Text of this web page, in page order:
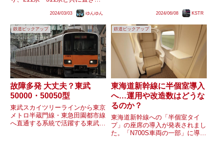
スより発表されています。しかし
313系の転用・玉突きによって置
き換えられる可能性が...
2024/03/03 ゆんゆん
年2ヶ月が経過しますが、廃車の
かしくない日数です。長期間...
2024/06/08 KSTR
鉄道ピックアップ
故障多発 大丈夫？東武
50000・50050型
東武スカイツリーラインから東京
メトロ半蔵門線・東急田園都市線
へ直通する系統で活躍する東武
鉄道ピックアップ
東海道新幹線に半個室導入
へ…運用や改造数はどうな
るのか？
東海道新幹線への「半個室タイ
プ」の座席の導入が発表されまし
た。「N700S車両の一部」に導入